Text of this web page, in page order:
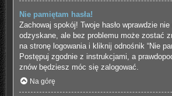
Nie pamiętam hasła!
Zachowaj spokój! Twoje hasło wprawdzie
odzyskane, ale bez problemu może zostać
na stronę logowania i kliknij odnośnik “Nie
Postępuj zgodnie z instrukcjami, a
znów będziesz móc się zalogować.
Na górę